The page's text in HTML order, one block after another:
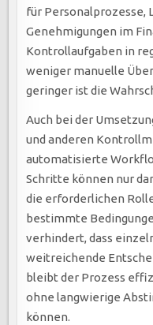
für Personalprozesse,
Genehmigungen im
Kontrollaufgaben in
weniger manuelle
geringer ist die
Auch bei der
und anderen
automatisierte
Schritte können nur
die erforderlichen
bestimmte
verhindert, dass
weitreichende
bleibt der Prozess
ohne langwierige
können.